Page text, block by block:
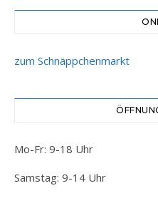
zum Schnäppchenmarkt
Mo-Fr: 9-18 Uhr
Samstag: 9-14 Uhr